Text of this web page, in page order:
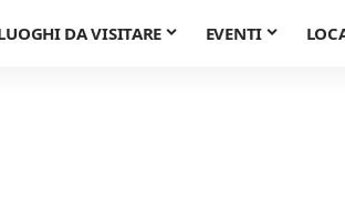
DA VISITARE EVENTI